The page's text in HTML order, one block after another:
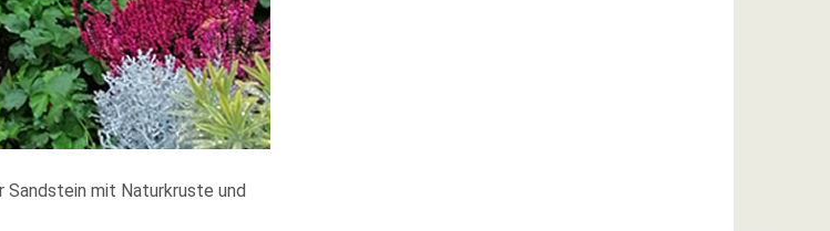
mit Naturkruste und